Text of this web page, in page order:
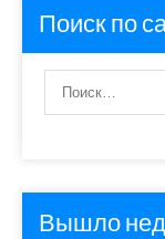
Поиск по
Вышло